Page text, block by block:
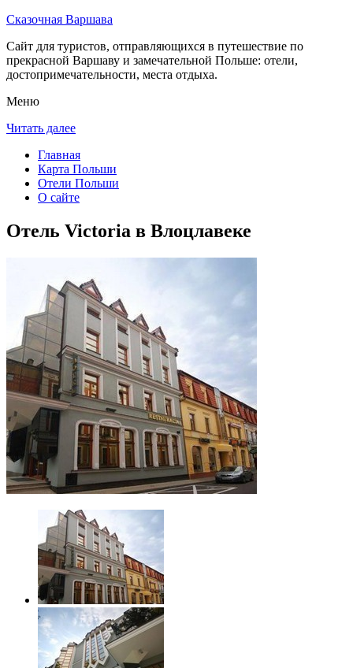
Сказочная Варшава
Сайт для туристов, отправляющихся в путешествие по
прекрасной Варшаву и замечательной Польше: отели,
достопримечательности, места отдыха.
Меню
Читать далее
Главная
Карта Польши
Отели Польши
О сайте
Отель Victoria в Влоцлавеке